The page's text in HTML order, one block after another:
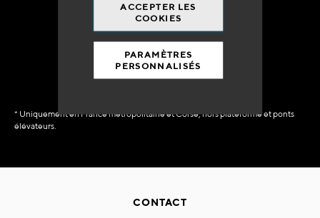
ACCEPTER LES
COOKIES
PARAMÈTRES
PERSONNALISÉS
90% du catalogue
en disponibilité
immédiate
* Uniquement en France métropolitaine et Corse, hors plateforme et ponts
élévateurs.
CONTACT